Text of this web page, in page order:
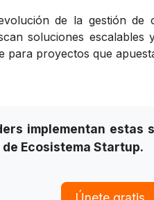
de la gestión de
soluciones
para proyectos que
implementan estas
Ecosistema Startup.